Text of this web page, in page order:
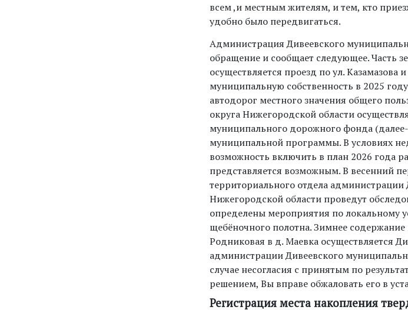
всем ,и местным жителям, и тем, кто
удобно было передвигаться.
Администрация Дивеевского
обращение и сообщает следующее. Часть
осуществляется проезд по ул.
муниципальную собственность в 2025
автодорог местного значения общего
округа Нижегородской области
муниципального дорожного фонда
муниципальной программы. В условиях
возможность включить в план 2026 года
представляется возможным. В весенний
территориального отдела
Нижегородской области проведут
определены мероприятия по локальному
щебёночного полотна. Зимнее содержание
Родниковая в д. Маевка осуществляется
администрации Дивеевского
случае несогласия с принятым по
решением, Вы вправе обжаловать его в
Регистрация места накопления